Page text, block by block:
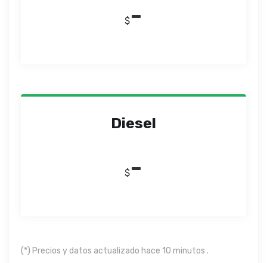
$-
Diesel
$-
(*) Precios y datos actualizado hace 10 minutos .